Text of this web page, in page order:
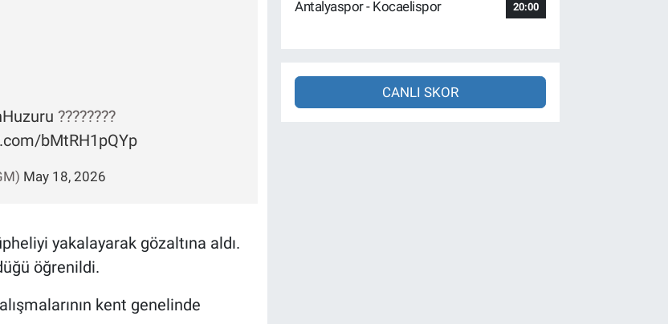
????????
bMtRH1pQYp
May 18, 2026
yakalayarak gözaltına aldı.
öğrenildi.
kent genelinde
Antalyaspor - Kocaelispor 20:00
CANLI SKOR